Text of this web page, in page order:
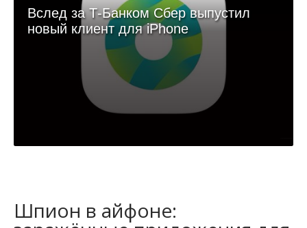
Вслед за Т-Банком Сбер выпустил
новый клиент для iPhone
Шпион в айфоне: